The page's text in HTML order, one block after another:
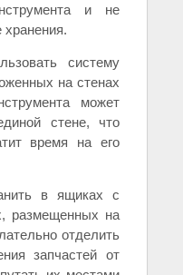
и не
хранения.
систему
на стенах
может
стене, что
время на его
в ящиках с
размещенных на
отделить
запчастей от